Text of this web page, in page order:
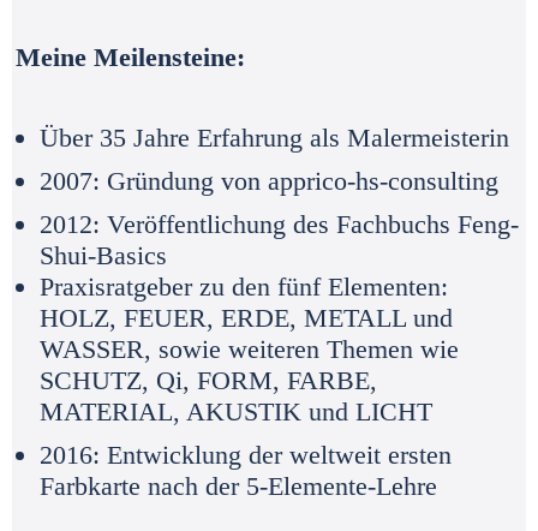
Meine Meilensteine:
Über 35 Jahre Erfahrung als Malermeisterin
2007: Gründung von apprico-hs-consulting
2012: Veröffentlichung des Fachbuchs Feng-
Shui-Basics
Praxisratgeber zu den fünf Elementen:
HOLZ, FEUER, ERDE, METALL und
WASSER, sowie weiteren Themen wie
SCHUTZ, Qi, FORM, FARBE,
MATERIAL, AKUSTIK und LICHT
2016: Entwicklung der weltweit ersten
Farbkarte nach der 5-Elemente-Lehre